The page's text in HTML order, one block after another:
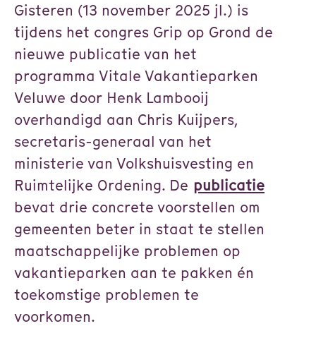
Gisteren (13 november 2025 jl.) is
tijdens het congres Grip op Grond de
nieuwe publicatie van het
programma Vitale Vakantieparken
Veluwe door Henk Lambooij
overhandigd aan Chris Kuijpers,
secretaris-generaal van het
ministerie van Volkshuisvesting en
Ruimtelijke Ordening. De publicatie
bevat drie concrete voorstellen om
gemeenten beter in staat te stellen
maatschappelijke problemen op
vakantieparken aan te pakken én
toekomstige problemen te
voorkomen.